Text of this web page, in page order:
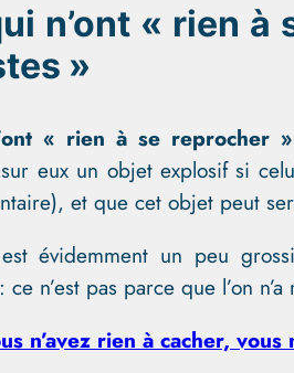
n’ont « rien
»
« rien à se reprocher »
eux un objet explosif si
et que cet objet peut
évidemment un peu
n’est pas parce que l’on
n’avez rien à cacher,